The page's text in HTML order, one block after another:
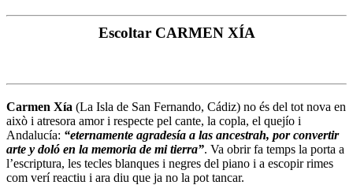
Escoltar CARMEN XÍA
Carmen Xía (La Isla de San Fernando, Cádiz) no és del tot nova en
això i atresora amor i respecte pel cante, la copla, el quejío i
Andalucía: “eternamente agradesía a las ancestrah, por convertir
arte y doló en la memoria de mi tierra”. Va obrir fa temps la porta a
l’escriptura, les tecles blanques i negres del piano i a escopir rimes
com verí reactiu i ara diu que ja no la pot tancar.